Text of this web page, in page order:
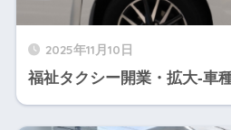
2025年11月10日
福祉タクシー開業・拡大-車